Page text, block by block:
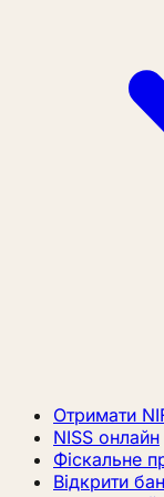
Отримати
NISS онлайн
Фіскальне
Відкрити